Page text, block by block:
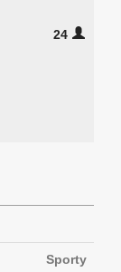
24
Sporty